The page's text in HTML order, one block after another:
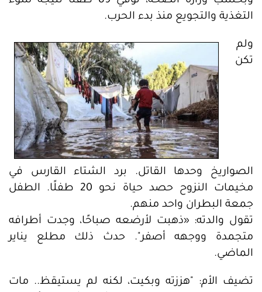
التغذية والتجويع منذ بدء الحرب.
ولم
تكن
الصواريخ وحدها القاتل. برد الشتاء القارس في
مخيمات النزوح حصد حياة نحو 20 طفلًا. الطفل
جمعة البطران واحد منهم.
تقول والدته: «ذهبت لأرضعه صباحًا، وجدت أطرافه
متجمدة ووجهه أصفر". حدث ذلك مطلع يناير
الماضي.
تضيف الأم: "هززته وبكيت، لكنه لم يستيقظ.. مات